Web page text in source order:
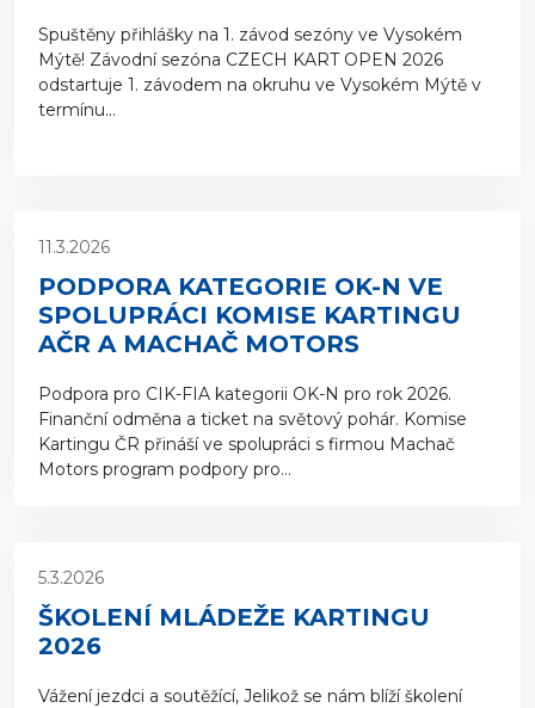
Spuštěny přihlášky na 1. závod sezóny ve Vysokém
Mýtě! Závodní sezóna CZECH KART OPEN 2026
odstartuje 1. závodem na okruhu ve Vysokém Mýtě v
termínu...
11.3.2026
PODPORA KATEGORIE OK-N VE
SPOLUPRÁCI KOMISE KARTINGU
AČR A MACHAČ MOTORS
Podpora pro CIK-FIA kategorii OK-N pro rok 2026.
Finanční odměna a ticket na světový pohár. Komise
Kartingu ČR přináší ve spolupráci s firmou Machač
Motors program podpory pro...
5.3.2026
ŠKOLENÍ MLÁDEŽE KARTINGU
2026
Vážení jezdci a soutěžící, Jelikož se nám blíží školení